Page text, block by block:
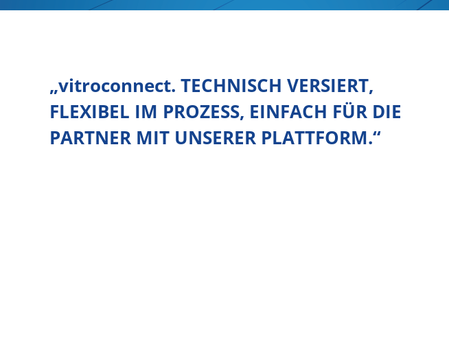
„vitroconnect. TECHNISCH VERSIERT,
FLEXIBEL IM PROZESS, EINFACH FÜR DIE
PARTNER MIT UNSERER PLATTFORM.“